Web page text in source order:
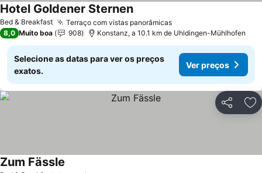
Bed & Breakfast Terraço com vistas panorâmicasVer preços
Hotel Goldener SternenVer preços
8,0 Muito boa 908 Konstanz, a 10.1 km de Uhldingen-Mühlhofen
Selecione as datas para ver os preços
exatos.
Ver preços
Partilhar
Zum Fässle